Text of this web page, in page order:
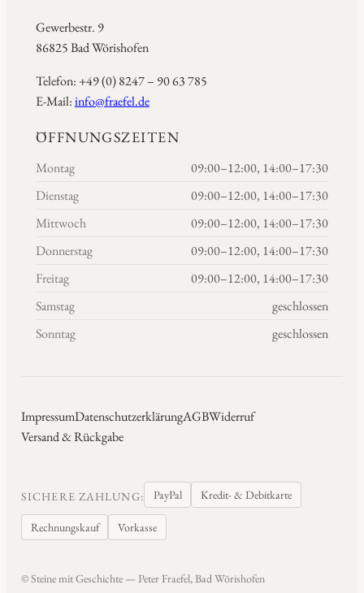
Gewerbestr. 9
86825 Bad Wörishofen
Telefon: +49 (0) 8247 – 90 63 785
E-Mail:info@fraefel.de
ÖFFNUNGSZEITEN
Montag
09:00–12:00, 14:00–17:30
Dienstag
09:00–12:00, 14:00–17:30
Mittwoch
09:00–12:00, 14:00–17:30
Donnerstag
09:00–12:00, 14:00–17:30
Freitag
09:00–12:00, 14:00–17:30
Samstag
geschlossen
Sonntag
geschlossen
ImpressumDatenschutzerklärungAGBWiderruf
Versand & Rückgabe
SICHERE ZAHLUNG: PayPal Kredit- & Debitkarte
Rechnungskauf Vorkasse
© Steine mit Geschichte — Peter Fraefel, Bad Wörishofen